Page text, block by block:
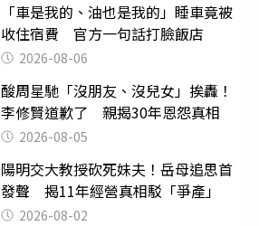
「車是我的、油也是我的」睡車竟被
收住宿費 官方一句話打臉飯店
2026-08-06
酸周星馳「沒朋友、沒兒女」挨轟！
李修賢道歉了 親揭30年恩怨真相
2026-08-05
陽明交大教授砍死妹夫！岳母追思首
發聲 揭11年經營真相駁「爭產」
2026-08-02